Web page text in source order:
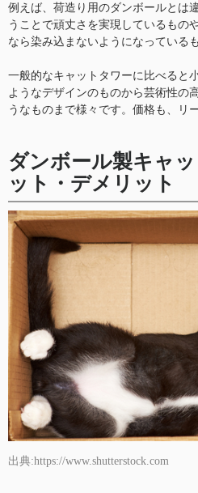
例えば、荷造り用のダンボールとは
うことで頑丈さを実現しているもの
なら染み込まないようになっている
一般的なキャットタワーに比べると
ようなデザインのものから芸術性の
うなものまで様々です。価格も、リ
ダンボール製キャ
ット・デメリット
出典:https://www.shutterstock.com